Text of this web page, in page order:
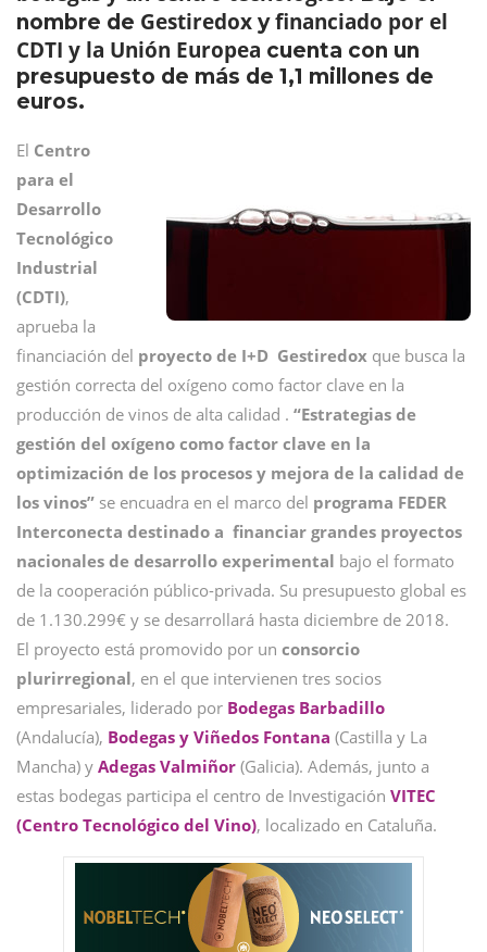
nombre de Gestiredox yfinanciado por el
CDTI y la Unión Europea cuenta con un
presupuesto de más de 1,1 millones de
euros.
El Centro
para el
Desarrollo
Tecnológico
Industrial
(CDTI),
aprueba la
financiación del proyecto de I+D Gestiredox que busca la
gestión correcta del oxígeno como factor clave en la
producción de vinos de alta calidad . “Estrategias de
gestión del oxígeno como factor clave en la
optimización de los procesos y mejora de la calidad de
los vinos” se encuadra en el marco del programa FEDER
Interconecta destinado a financiar grandes proyectos
nacionales de desarrollo experimental bajo el formato
de la cooperación público-privada. Su presupuesto global es
de 1.130.299€ y se desarrollará hasta diciembre de 2018.
El proyecto está promovido por un consorcio
plurirregional, en el que intervienen tres socios
empresariales, liderado por Bodegas Barbadillo
(Andalucía), Bodegas y Viñedos Fontana (Castilla y La
Mancha) y Adegas Valmiñor (Galicia). Además, junto a
estas bodegas participa el centro de Investigación VITEC
(Centro Tecnológico del Vino), localizado en Cataluña.